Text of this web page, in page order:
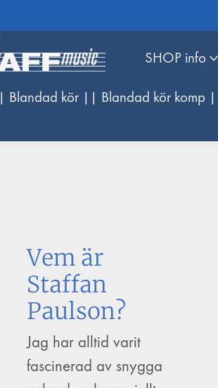
SHOP info
| Blandad kör | | Blandad kör komp |
Vem är
Staffan
Paulson?
Jag har alltid varit
fascinerad av snygga